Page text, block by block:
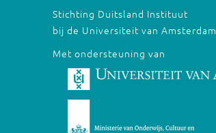
Stichting Duitsland Instituut
bij de Universiteit van Amsterdam
Met ondersteuning van